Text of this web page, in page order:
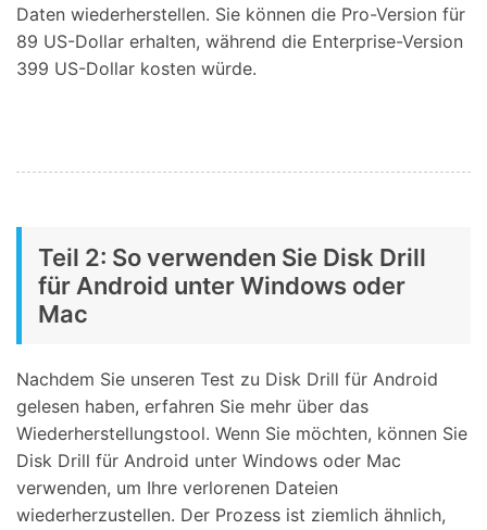
Daten wiederherstellen. Sie können die Pro-Version für
89 US-Dollar erhalten, während die Enterprise-Version
399 US-Dollar kosten würde.
Teil 2: So verwenden Sie Disk Drill
für Android unter Windows oder
Mac
Nachdem Sie unseren Test zu Disk Drill für Android
gelesen haben, erfahren Sie mehr über das
Wiederherstellungstool. Wenn Sie möchten, können Sie
Disk Drill für Android unter Windows oder Mac
verwenden, um Ihre verlorenen Dateien
wiederherzustellen. Der Prozess ist ziemlich ähnlich,